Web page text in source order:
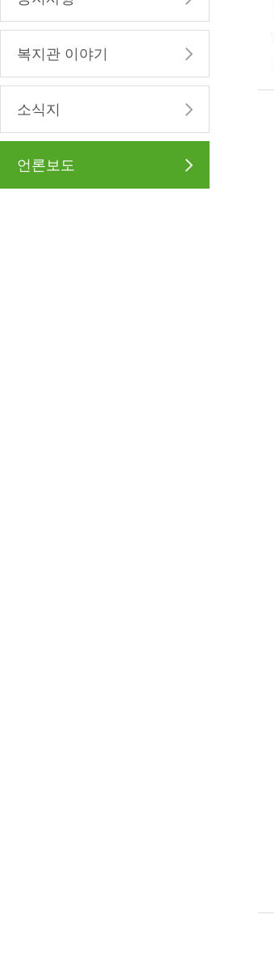
복지관 이야기
소식지
언론보도